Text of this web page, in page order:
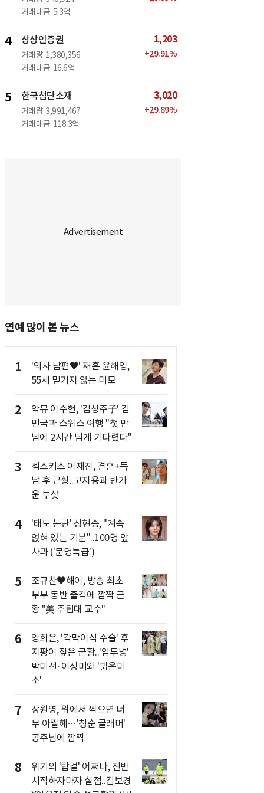
거래대금 5.3억
4 상상인증권
거래량 1,380,356
거래대금 16.6억
1,203
+29.91%
5 한국첨단소재
거래량 3,991,467
거래대금 118.3억
3,020
+29.89%
연예 많이 본 뉴스
1
'의사 남편♥' 재혼 윤해영,
55세 믿기지 않는 미모
2
악뮤 이수현, '김성주子' 김
민국과 스위스 여행 "첫 만
남에 2시간 넘게 기다렸다"
3
젝스키스 이재진, 결혼+득
남 후 근황..고지용과 반가
운 투샷
4
'태도 논란' 장현승, "계속
얹혀 있는 기분"..100명 앞
사과 ('문명특급')
5
조규찬♥해이, 방송 최초
부부 동반 출격에 깜짝 근
황 "美 주립대 교수"
6
양희은, '각막이식 수술' 후
지팡이 짚은 근황..'암투병'
박미선·이성미와 '밝은미
소'
7
장원영, 위에서 찍으면 너
무 아찔해…'청순 글래머'
공주님에 깜짝
8
위기의 '탑걸' 어쩌나, 전반
시작하자마자 실점..김보경